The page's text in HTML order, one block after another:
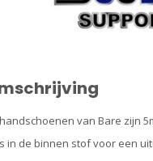
van Bare zijn
in de binnen stof voor een